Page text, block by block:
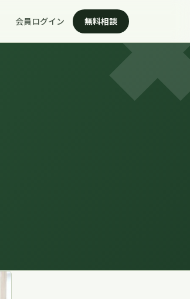
会員ログイン 無料相談